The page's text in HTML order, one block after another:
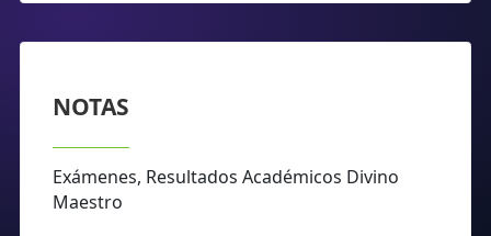
NOTAS
Exámenes, Resultados Académicos Divino
Maestro